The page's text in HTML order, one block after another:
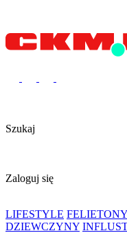
Szukaj
Zaloguj się
LIFESTYLE FELIETONY
DZIEWCZYNY